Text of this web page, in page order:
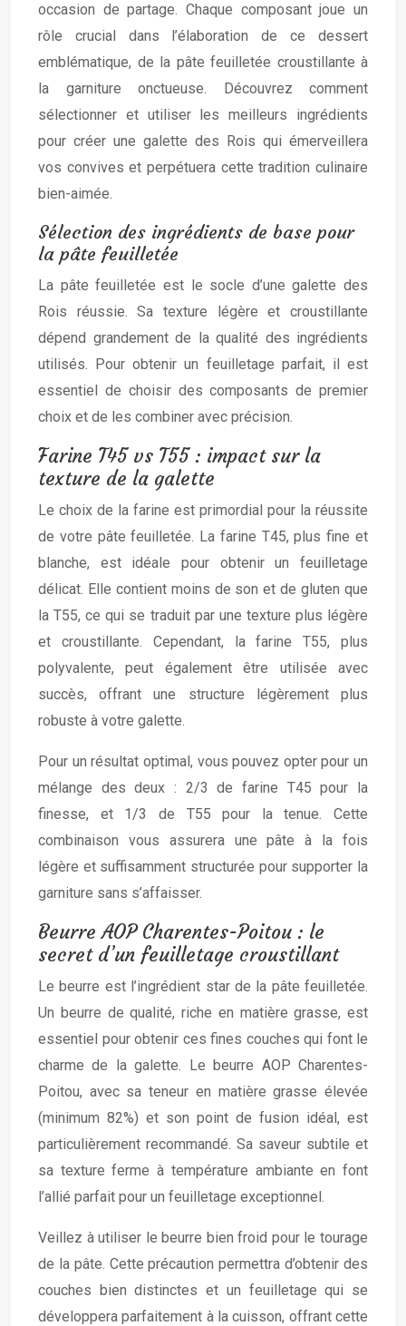
occasion de partage. Chaque composant joue un
rôle crucial dans l’élaboration de ce dessert
emblématique, de la pâte feuilletée croustillante à
la garniture onctueuse. Découvrez comment
sélectionner et utiliser les meilleurs ingrédients
pour créer une galette des Rois qui émerveillera
vos convives et perpétuera cette tradition culinaire
bien-aimée.
Sélection des ingrédients de base pour
la pâte feuilletée
La pâte feuilletée est le socle d’une galette des
Rois réussie. Sa texture légère et croustillante
dépend grandement de la qualité des ingrédients
utilisés. Pour obtenir un feuilletage parfait, il est
essentiel de choisir des composants de premier
choix et de les combiner avec précision.
Farine T45 vs T55 : impact sur la
texture de la galette
Le choix de la farine est primordial pour la réussite
de votre pâte feuilletée. La farine T45, plus fine et
blanche, est idéale pour obtenir un feuilletage
délicat. Elle contient moins de son et de gluten que
la T55, ce qui se traduit par une texture plus légère
et croustillante. Cependant, la farine T55, plus
polyvalente, peut également être utilisée avec
succès, offrant une structure légèrement plus
robuste à votre galette.
Pour un résultat optimal, vous pouvez opter pour un
mélange des deux : 2/3 de farine T45 pour la
finesse, et 1/3 de T55 pour la tenue. Cette
combinaison vous assurera une pâte à la fois
légère et suffisamment structurée pour supporter la
garniture sans s’affaisser.
Beurre AOP Charentes-Poitou : le
secret d’un feuilletage croustillant
Le beurre est l’ingrédient star de la pâte feuilletée.
Un beurre de qualité, riche en matière grasse, est
essentiel pour obtenir ces fines couches qui font le
charme de la galette. Le beurre AOP Charentes-
Poitou, avec sa teneur en matière grasse élevée
(minimum 82%) et son point de fusion idéal, est
particulièrement recommandé. Sa saveur subtile et
sa texture ferme à température ambiante en font
l’allié parfait pour un feuilletage exceptionnel.
Veillez à utiliser le beurre bien froid pour le tourage
de la pâte. Cette précaution permettra d’obtenir des
couches bien distinctes et un feuilletage qui se
développera parfaitement à la cuisson, offrant cette